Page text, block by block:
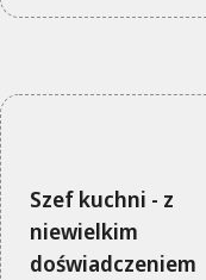
Szef kuchni - z
niewielkim
doświadczeniem